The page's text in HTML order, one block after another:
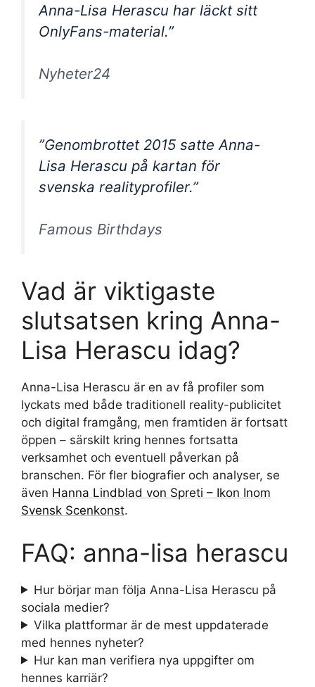
Anna-Lisa Herascu har läckt sitt
OnlyFans-material.”
Nyheter24
”Genombrottet 2015 satte Anna-
Lisa Herascu på kartan för
svenska realityprofiler.”
Famous Birthdays
Vad är viktigaste
slutsatsen kring Anna-
Lisa Herascu idag?
Anna-Lisa Herascu är en av få profiler som
lyckats med både traditionell reality-publicitet
och digital framgång, men framtiden är fortsatt
öppen – särskilt kring hennes fortsatta
verksamhet och eventuell påverkan på
branschen. För fler biografier och analyser, se
även Hanna Lindblad von Spreti – Ikon Inom
Svensk Scenkonst.
FAQ: anna-lisa herascu
Hur börjar man följa Anna-Lisa Herascu på
sociala medier?
Vilka plattformar är de mest uppdaterade
med hennes nyheter?
Hur kan man verifiera nya uppgifter om
hennes karriär?